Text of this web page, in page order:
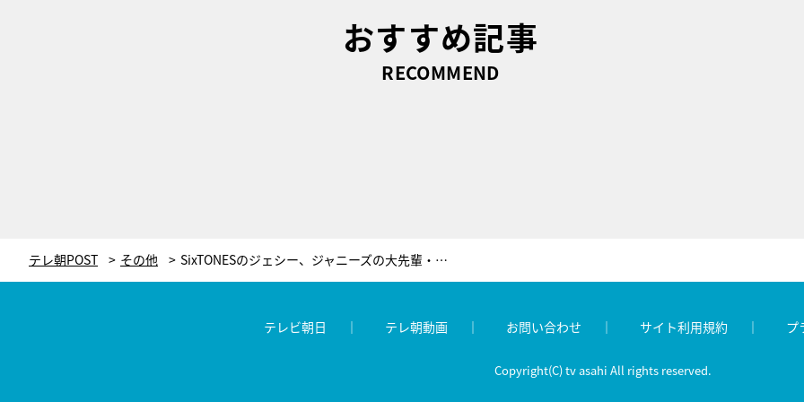
おすすめ記事
RECOMMEND
テレ朝POST その他 SixTONESのジェシー、ジャニーズの大先輩・松岡昌宏と『家政夫のミタゾノ』で初共演
テレビ朝日 テレ朝動画 お問い合わせ サイト利用規約 プ
Copyright(C) tv asahi All rights reserved.